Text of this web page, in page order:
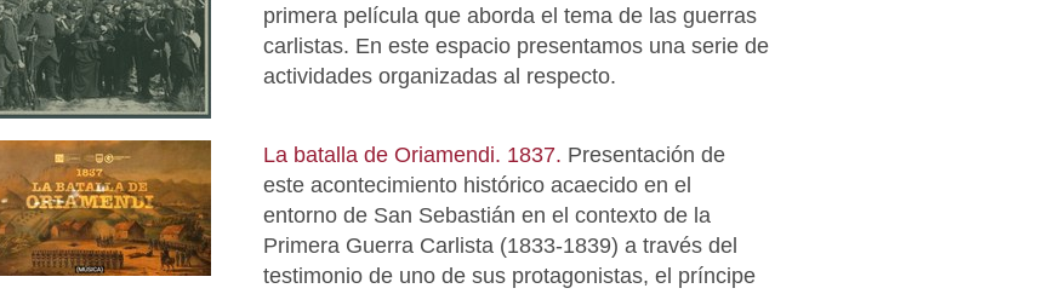
primera película que aborda el tema de las guerras
carlistas. En este espacio presentamos una serie de
actividades organizadas al respecto.
La batalla de Oriamendi. 1837. Presentación de
este acontecimiento histórico acaecido en el
entorno de San Sebastián en el contexto de la
Primera Guerra Carlista (1833-1839) a través del
testimonio de uno de sus protagonistas, el príncipe